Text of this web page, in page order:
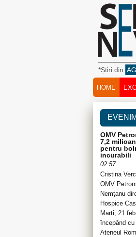
*Știri din
HOME
OMV
7,2
pentru
incurabili
02:57
Cristina
OMV
Nemțanu
Hospice
Marți, 21
începând
Ateneul